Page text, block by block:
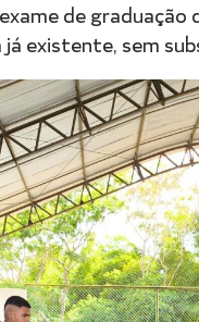
de graduação
já existente, sem